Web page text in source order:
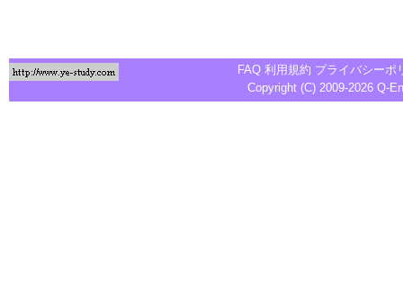
FAQ 利用規約 プライバシーポ
Copyright (C) 2009-2026 Q-